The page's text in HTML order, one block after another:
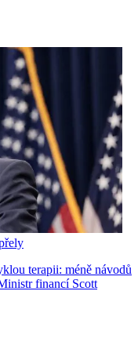
terapii: méně návodů
financí Scott